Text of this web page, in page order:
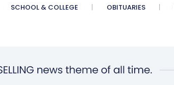
SCHOOL & COLLEGE OBITUARIES